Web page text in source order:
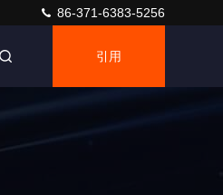
86-371-6383-5256
引用